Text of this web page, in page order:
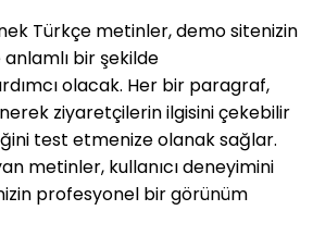
Türkçe metinler, demo sitenizin
bir şekilde
olacak. Her bir paragraf,
ziyaretçilerin ilgisini çekebilir
test etmenize olanak sağlar.
metinler, kullanıcı deneyimini
profesyonel bir görünüm